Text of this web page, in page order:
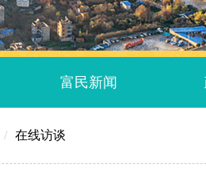
富民新闻
/ 在线访谈